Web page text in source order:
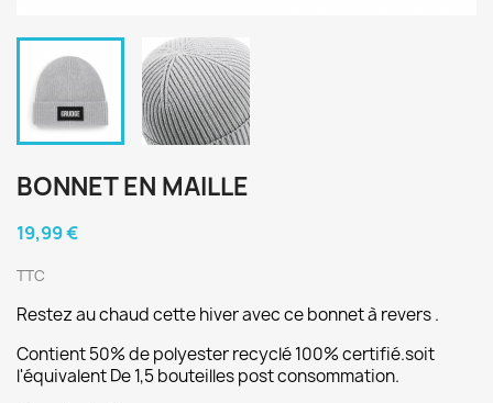
BONNET EN MAILLE
19,99 €
TTC
Restez au chaud cette hiver avec ce bonnet à revers .
Contient 50% de polyester recyclé 100% certifié.soit
l'équivalent De 1,5 bouteilles post consommation.